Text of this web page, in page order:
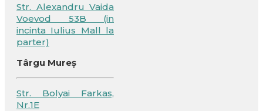
Str. Alexandru Vaida
Voevod 53B (in
incinta Iulius Mall la
parter)
Târgu Mureș
Str. Bolyai Farkas,
Nr.1E